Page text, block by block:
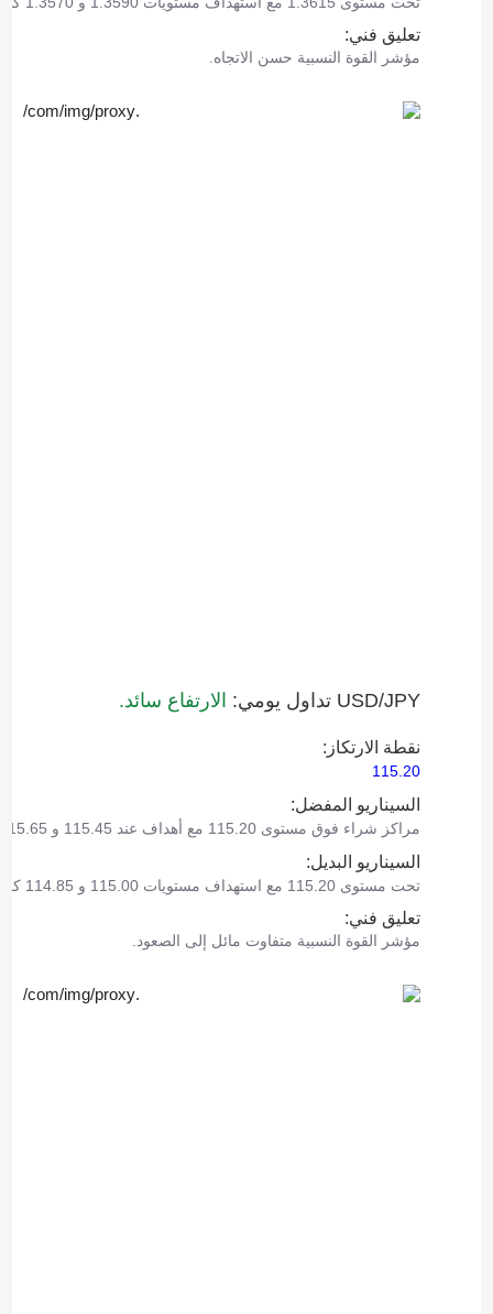
تعليق فني:
مؤشر القوة النسبية حسن الاتجاه.
USD/JPY تداول يومي: الارتفاع سائد.
نقطة الارتكاز:
115.20
السيناريو المفضل:
مراكز شراء فوق مستوى 115.20 مع أهداف عند 115.45 و 115.65.
السيناريو البديل:
تحت مستوى 115.20 مع استهداف مستويات 115.00 و 114.85 كأهداف.
تعليق فني:
مؤشر القوة النسبية متفاوت مائل إلى الصعود.